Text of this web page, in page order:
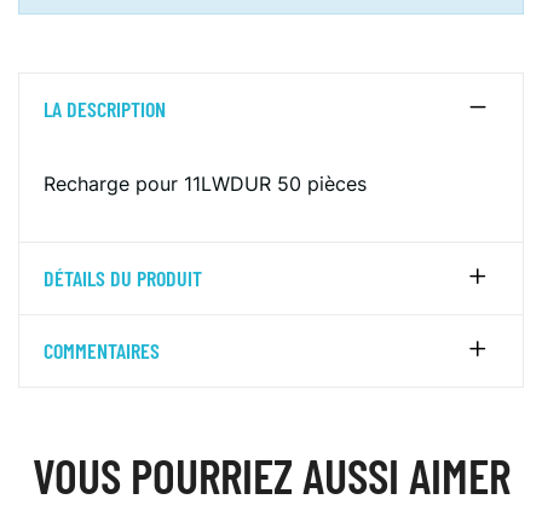
LA DESCRIPTION
Recharge pour 11LWDUR 50 pièces
DÉTAILS DU PRODUIT
COMMENTAIRES
VOUS POURRIEZ AUSSI AIMER